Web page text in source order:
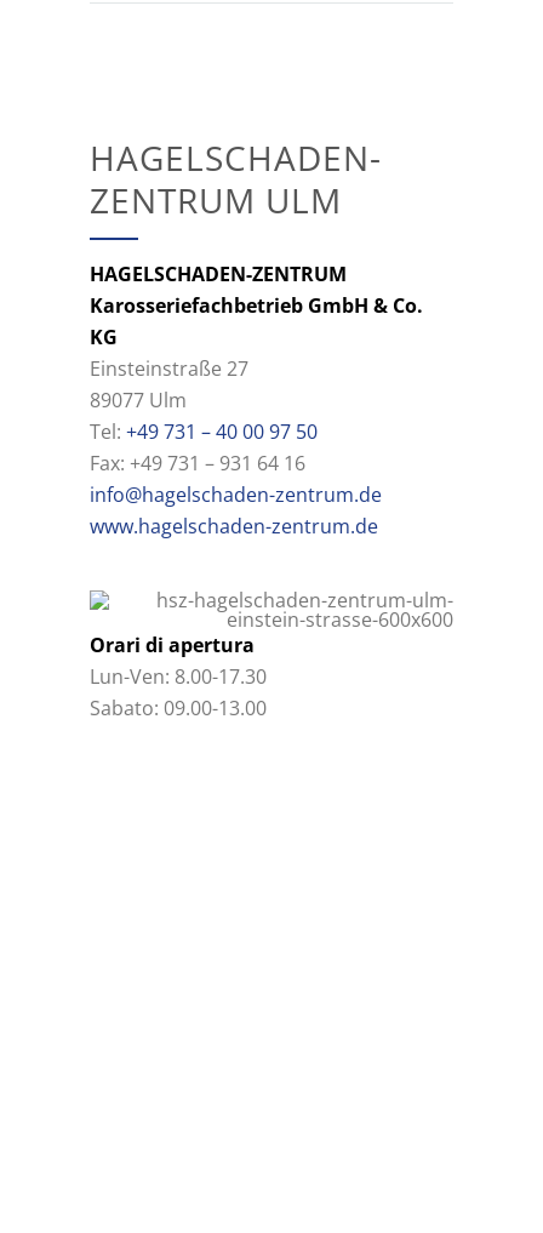
HAGELSCHADEN-
ZENTRUM ULM
HAGELSCHADEN-ZENTRUM
Karosseriefachbetrieb GmbH & Co.
KG
Einsteinstraße 27
89077 Ulm
Tel: +49 731 – 40 00 97 50
Fax: +49 731 – 931 64 16
info@hagelschaden-zentrum.de
www.hagelschaden-zentrum.de
Orari di apertura
Lun-Ven: 8.00-17.30
Sabato: 09.00-13.00